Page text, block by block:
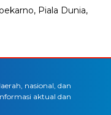
Piala Dunia,
nasional, dan
aktual dan